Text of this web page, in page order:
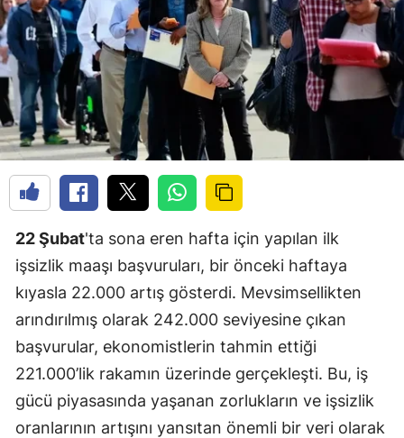
22 Şubat'ta sona eren hafta için yapılan ilk
işsizlik maaşı başvuruları, bir önceki haftaya
kıyasla 22.000 artış gösterdi. Mevsimsellikten
arındırılmış olarak 242.000 seviyesine çıkan
başvurular, ekonomistlerin tahmin ettiği
221.000’lik rakamın üzerinde gerçekleşti. Bu, iş
gücü piyasasında yaşanan zorlukların ve işsizlik
oranlarının artışını yansıtan önemli bir veri olarak